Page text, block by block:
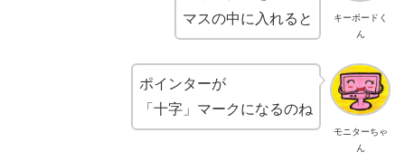
キーボードく
ん
マスの中に入れると
モニターちゃ
ん
ポインターが
「十字」マークになるのね